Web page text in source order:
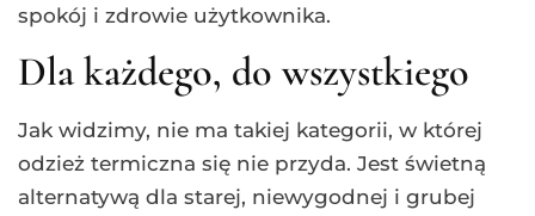
spokój i zdrowie użytkownika.
Dla każdego, do wszystkiego
Jak widzimy, nie ma takiej kategorii, w której
odzież termiczna się nie przyda. Jest świetną
alternatywą dla starej, niewygodnej i grubej